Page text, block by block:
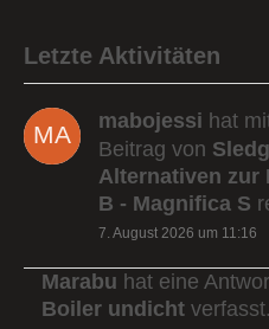
Letzte Aktivitäten
mabojessi hat
Beitrag von
Alternativen zur
B - Magnifica S
7. August 2026 um 11:16
Marabu hat eine
Boiler undicht verfasst.